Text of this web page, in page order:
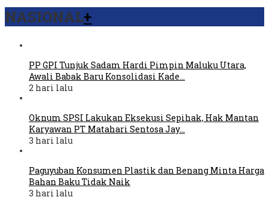
NASIONAL+
PP GPI Tunjuk Sadam Hardi Pimpin Maluku Utara,
Awali Babak Baru Konsolidasi Kade…
2 hari lalu
Oknum SPSI Lakukan Eksekusi Sepihak, Hak Mantan
Karyawan PT Matahari Sentosa Jay…
3 hari lalu
Paguyuban Konsumen Plastik dan Benang Minta Harga
Bahan Baku Tidak Naik
3 hari lalu